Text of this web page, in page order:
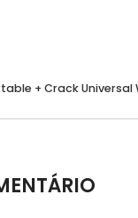
+ Crack Universal